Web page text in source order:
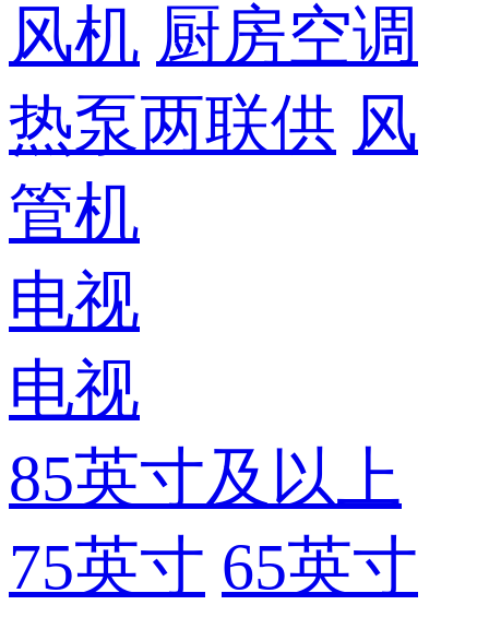
风机 厨房空调
热泵两联供 风
管机
电视
电视
85英寸及以上
75英寸 65英寸